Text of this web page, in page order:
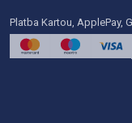
Platba Kartou, ApplePay,